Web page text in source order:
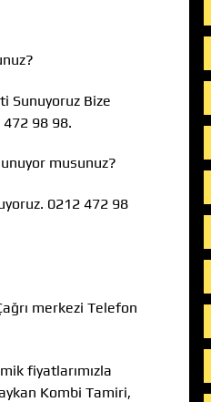
Sunuyoruz Bize
472 98 98.
musunuz?
0212 472 98
merkezi Telefon
fiyatlarımızla
Kombi Tamiri,